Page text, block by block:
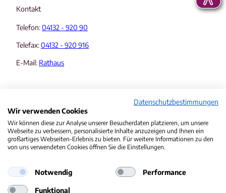
Kontakt
Telefon:04132 - 920 90
Telefax:04132 - 920 916
E-Mail: Rathaus
Informationen & Rechtliches
Datenschutzerklärung
Erklärung zur Barrierefreiheit
Datenschutzbestimmungen
Wir verwenden Cookies
Wir können diese zur Analyse unserer Besucherdaten platzieren, um unsere
Webseite zu verbessern, personalisierte Inhalte anzuzeigen und Ihnen ein
großartiges Webseiten-Erlebnis zu bieten. Für weitere Informationen zu den
von uns verwendeten Cookies öffnen Sie die Einstellungen.
Notwendig Performance
Funktional